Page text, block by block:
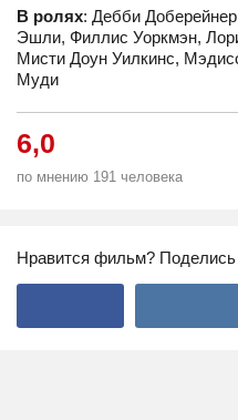
В ролях: Дебби
Эшли, Филлис Уоркмэн,
Мисти Доун Уилкинс,
Муди
6,0
по мнению 191 человека
Нравится фильм? Поделись